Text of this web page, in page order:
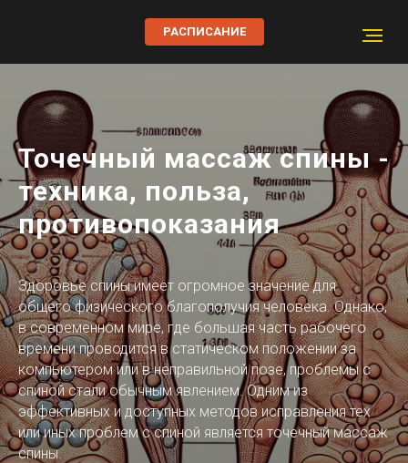
РАСПИСАНИЕ
Точечный массаж спины -
техника, польза,
противопоказания
Здоровье спины имеет огромное значение для
общего физического благополучия человека. Однако,
в современном мире, где большая часть рабочего
времени проводится в статическом положении за
компьютером или в неправильной позе, проблемы с
спиной стали обычным явлением. Одним из
эффективных и доступных методов исправления тех
или иных проблем с спиной является точечный массаж
спины.